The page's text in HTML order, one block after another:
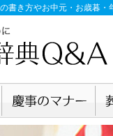
書き方やお中元・お歳暮